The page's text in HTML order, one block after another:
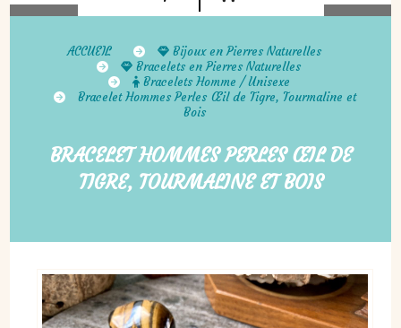
ACCUEIL
Bijoux en Pierres Naturelles
Bracelets en Pierres Naturelles
Bracelets Homme / Unisexe
Bracelet Hommes Perles Œil de Tigre, Tourmaline et
Bois
BRACELET HOMMES PERLES ŒIL DE
TIGRE, TOURMALINE ET BOIS